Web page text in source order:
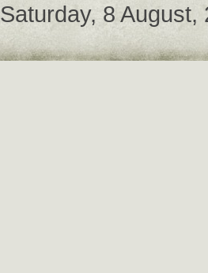
Saturday, 8